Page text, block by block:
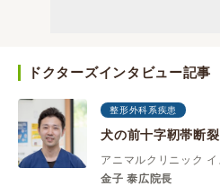
ドクターズインタビュー記事
整形外科系疾患
犬の前十字靭帯断
アニマルクリニック イ
金子 泰広院長